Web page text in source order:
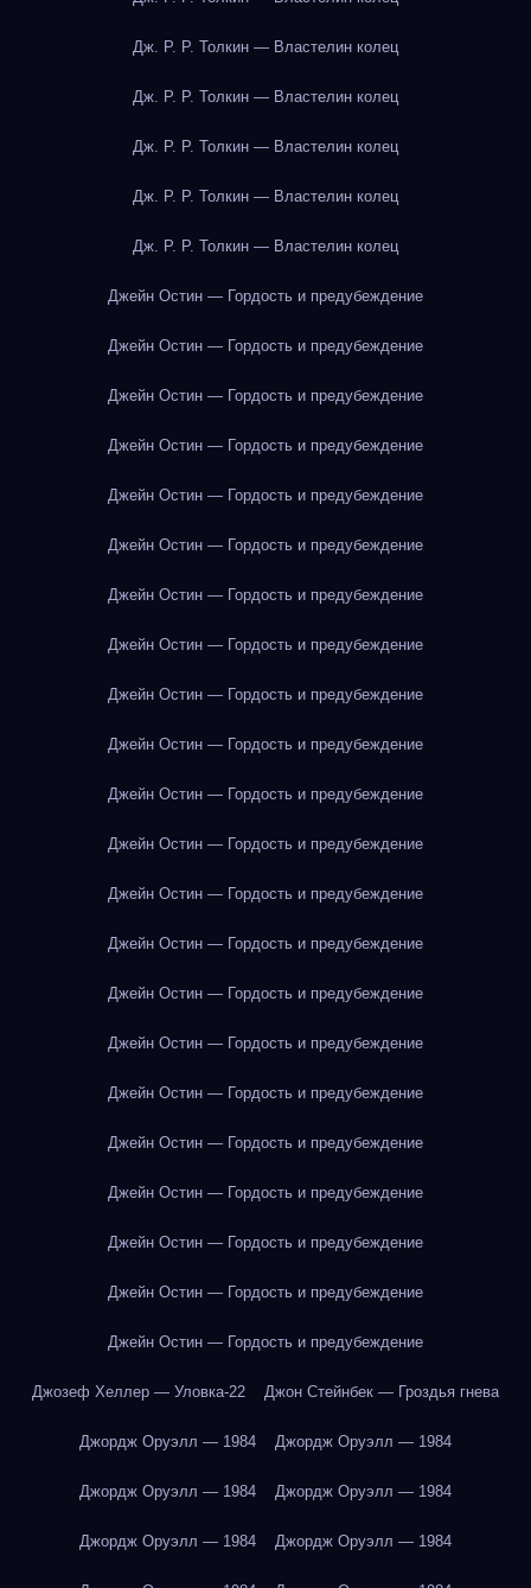
Дж. Р. Р. Толкин — Властелин колец
Дж. Р. Р. Толкин — Властелин колец
Дж. Р. Р. Толкин — Властелин колец
Дж. Р. Р. Толкин — Властелин колец
Дж. Р. Р. Толкин — Властелин колец
Джейн Остин — Гордость и предубеждение
Джейн Остин — Гордость и предубеждение
Джейн Остин — Гордость и предубеждение
Джейн Остин — Гордость и предубеждение
Джейн Остин — Гордость и предубеждение
Джейн Остин — Гордость и предубеждение
Джейн Остин — Гордость и предубеждение
Джейн Остин — Гордость и предубеждение
Джейн Остин — Гордость и предубеждение
Джейн Остин — Гордость и предубеждение
Джейн Остин — Гордость и предубеждение
Джейн Остин — Гордость и предубеждение
Джейн Остин — Гордость и предубеждение
Джейн Остин — Гордость и предубеждение
Джейн Остин — Гордость и предубеждение
Джейн Остин — Гордость и предубеждение
Джейн Остин — Гордость и предубеждение
Джейн Остин — Гордость и предубеждение
Джейн Остин — Гордость и предубеждение
Джейн Остин — Гордость и предубеждение
Джейн Остин — Гордость и предубеждение
Джейн Остин — Гордость и предубеждение
Джозеф Хеллер — Уловка-22 Джон Стейнбек — Гроздья гнева
Джордж Оруэлл — 1984 Джордж Оруэлл — 1984
Джордж Оруэлл — 1984 Джордж Оруэлл — 1984
Джордж Оруэлл — 1984 Джордж Оруэлл — 1984